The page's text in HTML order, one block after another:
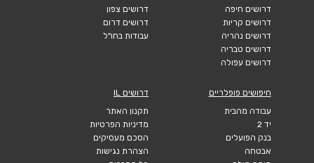
דרושים חיפה
דרושים קריות
דרושים נהריה
דרושים טבריה
דרושים עפולה
דרושים צפון
דרושים דרום
עבודות בחו"ל
חיפושים פופלריים
עבודה מהבית
יד 2
בנק הפועלים
אבטחה
דרושים IL
תקנון האתר
מדיניות הפרטיות
הסכם מעסיקים
הצהרת נגישות